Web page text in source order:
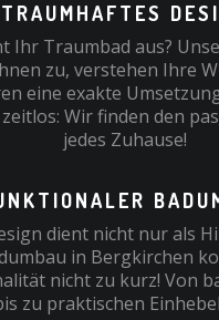
TRAUMHAFTES
Ihr Traumbad aus?
zu, verstehen Ihre
eine exakte
Wir finden den
jedes Zuhause!
dient nicht nur als
in Bergkirchen
nicht zu kurz! Von
zu praktischen